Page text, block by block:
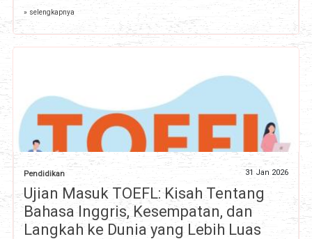
» selengkapnya
Pendidikan 31 Jan 2026
Ujian Masuk TOEFL: Kisah Tentang
Bahasa Inggris, Kesempatan, dan
Langkah ke Dunia yang Lebih Luas